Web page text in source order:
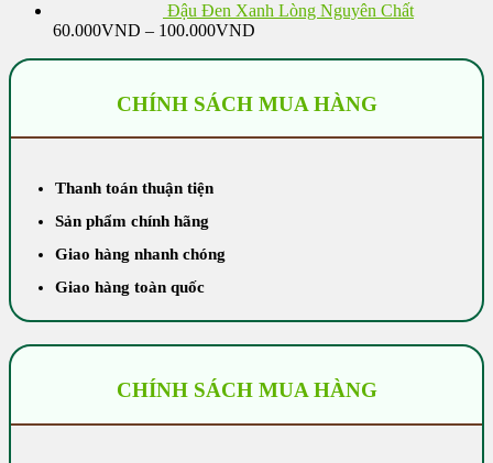
Đậu Đen Xanh Lòng Nguyên Chất
60.000VND – 100.000VND
60.000VND
đến
CHÍNH SÁCH MUA HÀNG
Thanh toán thuận tiện
Sản phẩm chính hãng
Giao hàng nhanh chóng
Giao hàng toàn quốc
CHÍNH SÁCH MUA HÀNG